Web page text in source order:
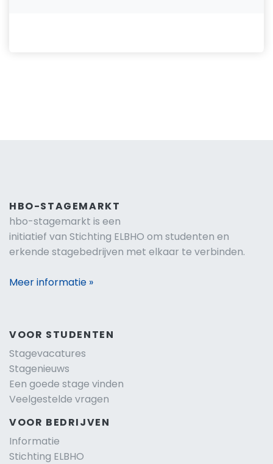
HBO-STAGEMARKT
hbo-stagemarkt is een
initiatief van Stichting ELBHO om studenten en
erkende stagebedrijven met elkaar te verbinden.
Meer informatie »
VOOR STUDENTEN
Stagevacatures
Stagenieuws
Een goede stage vinden
Veelgestelde vragen
VOOR BEDRIJVEN
Informatie
Stichting ELBHO